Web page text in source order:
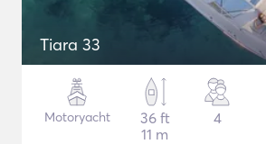
Tiara 33
Motoryacht
36 ft
11 m
4